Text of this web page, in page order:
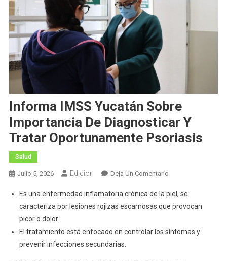
Informa IMSS Yucatán Sobre
Importancia De Diagnosticar Y
Tratar Oportunamente Psoriasis
Salud
Julio 5, 2026 Edicion Deja Un ComentarioEn
IMSS
Yucatán
Importancia
Es una enfermedad inflamatoria crónica de la piel, se
caracteriza por lesiones rojizas escamosas que provocan
picor o dolor.
El tratamiento está enfocado en controlar los síntomas y
prevenir infecciones secundarias.